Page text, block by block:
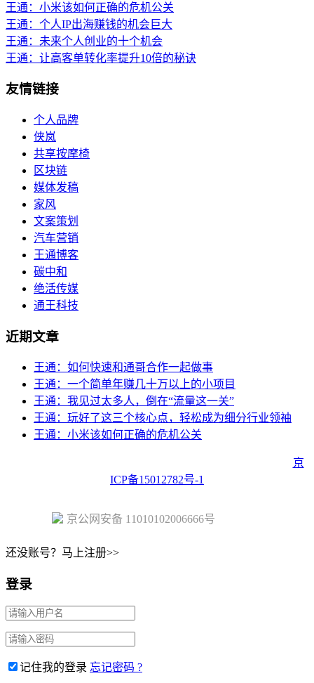
王通：小米该如何正确的危机公关
王通：个人IP出海赚钱的机会巨大
王通：未来个人创业的十个机会
王通：让高客单转化率提升10倍的秘诀
友情链接
个人品牌
侠岚
共享按摩椅
区块链
媒体发稿
家风
文案策划
汽车营销
王通博客
碳中和
绝活传媒
通王科技
近期文章
王通：如何快速和通哥合作一起做事
王通：一个简单年赚几十万以上的小项目
王通：我见过太多人，倒在“流量这一关”
王通：玩好了这三个核心点，轻松成为细分行业领袖
王通：小米该如何正确的危机公关
京
ICP备15012782号-1
京公网安备 11010102006666号
还没账号？马上注册>>
登录
记住我的登录 忘记密码 ?